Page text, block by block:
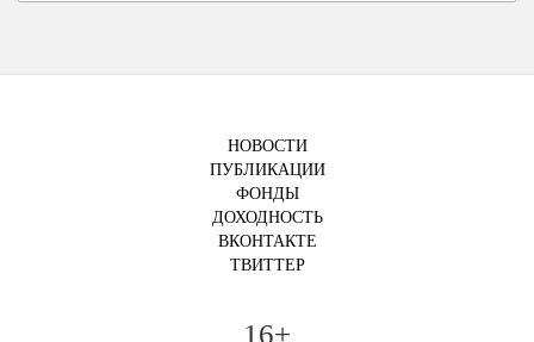
НОВОСТИ
ПУБЛИКАЦИИ
ФОНДЫ
ДОХОДНОСТЬ
ВКОНТАКТЕ
ТВИТТЕР
16+